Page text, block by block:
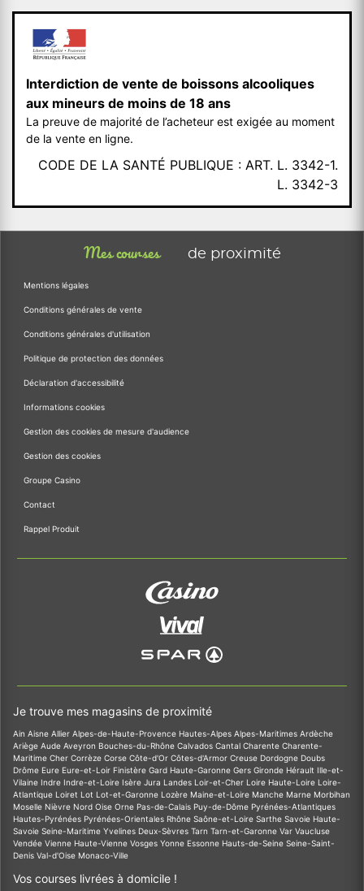
Interdiction de vente de boissons alcooliques
aux mineurs de moins de 18 ans
La preuve de majorité de l’acheteur est exigée au moment
de la vente en ligne.
CODE DE LA SANTÉ PUBLIQUE : ART. L. 3342-1.
L. 3342-3
Mes courses de proximité
Mentions légales
Conditions générales de vente
Conditions générales d'utilisation
Politique de protection des données
Déclaration d'accessibilité
Informations cookies
Gestion des cookies de mesure d'audience
Gestion des cookies
Groupe Casino
Contact
Rappel Produit
Je trouve mes magasins de proximité
Ain Aisne Allier Alpes-de-Haute-Provence Hautes-Alpes Alpes-Maritimes Ardèche
Ariège Aude Aveyron Bouches-du-Rhône Calvados Cantal Charente Charente-
Maritime Cher Corrèze Corse Côte-d'Or Côtes-d'Armor Creuse Dordogne Doubs
Drôme Eure Eure-et-Loir Finistère Gard Haute-Garonne Gers Gironde Hérault Ille-et-
Vilaine Indre Indre-et-Loire Isère Jura Landes Loir-et-Cher Loire Haute-Loire Loire-
Atlantique Loiret Lot Lot-et-Garonne Lozère Maine-et-Loire Manche Marne Morbihan
Moselle Nièvre Nord Oise Orne Pas-de-Calais Puy-de-Dôme Pyrénées-Atlantiques
Hautes-Pyrénées Pyrénées-Orientales Rhône Saône-et-Loire Sarthe Savoie Haute-
Savoie Seine-Maritime Yvelines Deux-Sèvres Tarn Tarn-et-Garonne Var Vaucluse
Vendée Vienne Haute-Vienne Vosges Yonne Essonne Hauts-de-Seine Seine-Saint-
Denis Val-d'Oise Monaco-Ville
Vos courses livrées à domicile !